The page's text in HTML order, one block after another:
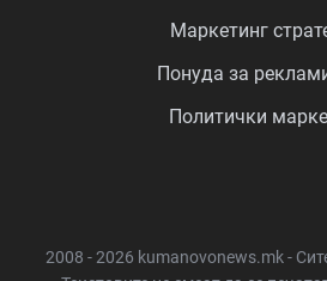
Маркетинг
Понуда за
Политички
2008 - 2026 kumanovonews.mk -